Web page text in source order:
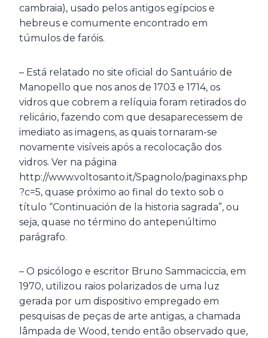
cambraia), usado pelos antigos egípcios e
hebreus e comumente encontrado em
túmulos de faróis.
– Está relatado no site oficial do Santuário de
Manopello que nos anos de 1703 e 1714, os
vidros que cobrem a relíquia foram retirados do
relicário, fazendo com que desaparecessem de
imediato as imagens, as quais tornaram-se
novamente visíveis após a recolocação dos
vidros. Ver na página
http://www.voltosanto.it/Spagnolo/paginaxs.php
?c=5, quase próximo ao final do texto sob o
título “Continuación de la historia sagrada”, ou
seja, quase no término do antepenúltimo
parágrafo.
– O psicólogo e escritor Bruno Sammaciccia, em
1970, utilizou raios polarizados de uma luz
gerada por um dispositivo empregado em
pesquisas de peças de arte antigas, a chamada
lâmpada de Wood, tendo então observado que,